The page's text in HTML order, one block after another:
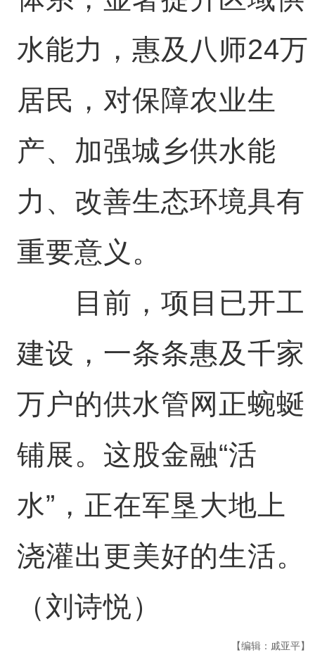
水能力，惠及八师24万
居民，对保障农业生
产、加强城乡供水能
力、改善生态环境具有
重要意义。
目前，项目已开工
建设，一条条惠及千家
万户的供水管网正蜿蜒
铺展。这股金融“活
水”，正在军垦大地上
浇灌出更美好的生活。
（刘诗悦）
【编辑：戚亚平】